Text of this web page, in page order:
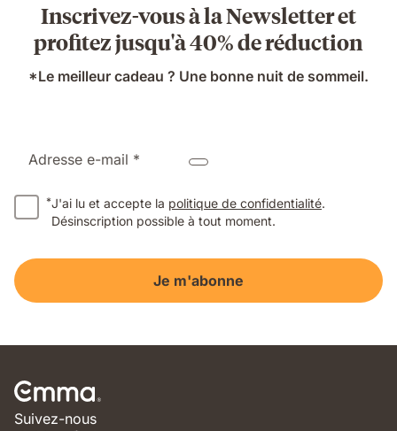
Inscrivez-vous à la Newsletter et
profitez jusqu'à 40% de réduction
*Le meilleur cadeau ? Une bonne nuit de sommeil.
Adresse e-mail *
*J'ai lu et accepte la politique de confidentialité.
Désinscription possible à tout moment.
Je m'abonne
Suivez-nous